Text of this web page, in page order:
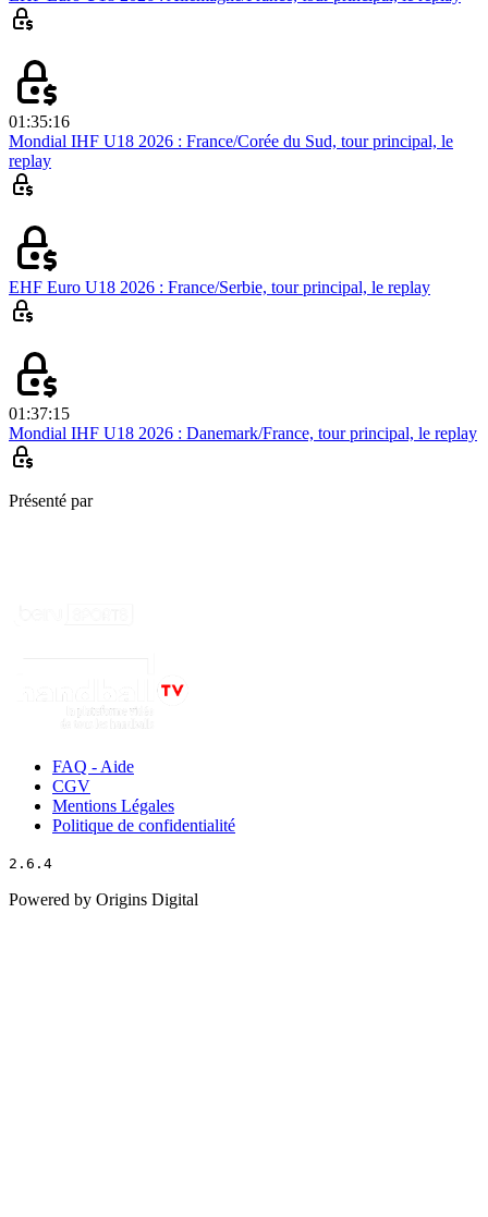
01:35:16
Mondial IHF U18 2026 : France/Corée du Sud, tour principal, le
replay
EHF Euro U18 2026 : France/Serbie, tour principal, le replay
01:37:15
Mondial IHF U18 2026 : Danemark/France, tour principal, le replay
Présenté par
FAQ - Aide
CGV
Mentions Légales
Politique de confidentialité
2.6.4
Powered by Origins Digital